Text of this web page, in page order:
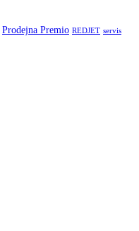
Prodejna Premio REDJET servis